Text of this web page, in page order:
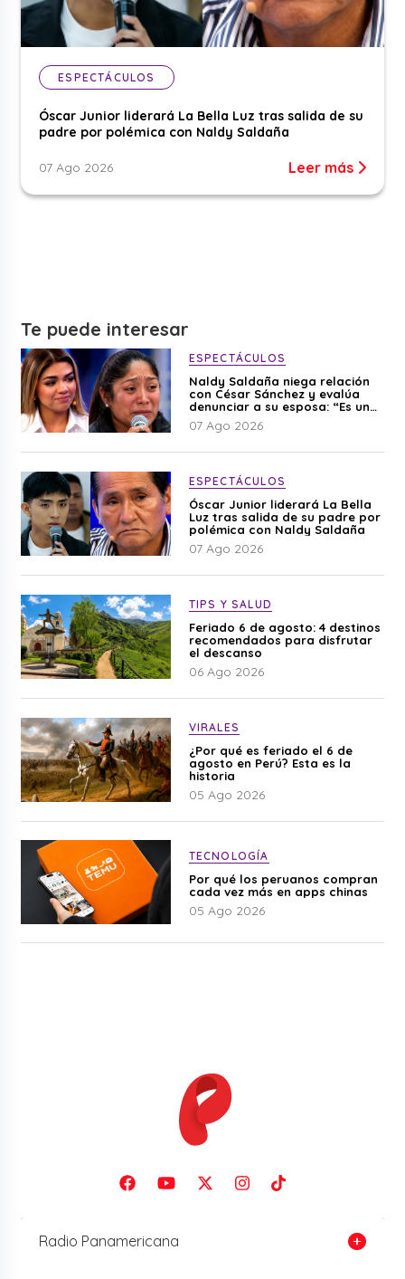
ESPECTÁCULOS
Óscar Junior liderará La Bella Luz tras salida de su
padre por polémica con Naldy Saldaña
07 Ago 2026 Leer más
Te puede interesar
ESPECTÁCULOS
Naldy Saldaña niega relación
con César Sánchez y evalúa
denunciar a su esposa: “Es una
difamación”
07 Ago 2026
ESPECTÁCULOS
Óscar Junior liderará La Bella
Luz tras salida de su padre por
polémica con Naldy Saldaña
07 Ago 2026
TIPS Y SALUD
Feriado 6 de agosto: 4 destinos
recomendados para disfrutar
el descanso
06 Ago 2026
VIRALES
¿Por qué es feriado el 6 de
agosto en Perú? Esta es la
historia
05 Ago 2026
TECNOLOGÍA
Por qué los peruanos compran
cada vez más en apps chinas
05 Ago 2026
Radio Panamericana